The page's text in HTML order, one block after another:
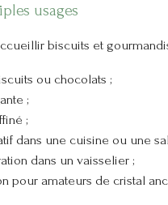
usages
biscuits et
ou chocolats ;
;
;
dans une cuisine ou une
dans un vaisselier ;
pour amateurs de cristal